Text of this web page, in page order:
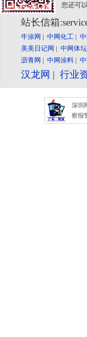
您还可
站长信箱
牛涂网 | 中网化工 |
美美日记网 | 中网体坛
沥青网 | 中网涂料 |
汉龙网 | 行业
深圳
察报